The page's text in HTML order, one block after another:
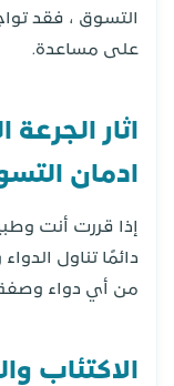
التسوق ، فقد
على مساعدة.
اثار الجرعة
ادمان
إذا قررت أنت
دائمًا تناول
من أي دواء وصفة
الاكتئاب